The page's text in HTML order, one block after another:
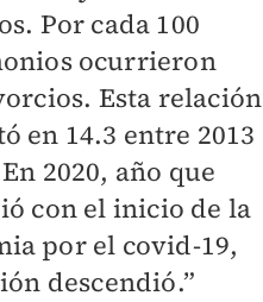
Por cada 100
ocurrieron
Esta relación
en 14.3 entre 2013
2020, año que
con el inicio de la
por el covid-19,
descendió.”